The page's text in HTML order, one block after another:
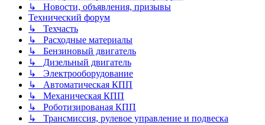
↳ Новости, объявления, призывы
Технический форум
↳ Техчасть
↳ Расходные материалы
↳ Бензиновый двигатель
↳ Дизельный двигатель
↳ Электрооборудование
↳ Автоматическая КПП
↳ Механическая КПП
↳ Роботизированая КПП
↳ Трансмиссия, рулевое управление и подвеска